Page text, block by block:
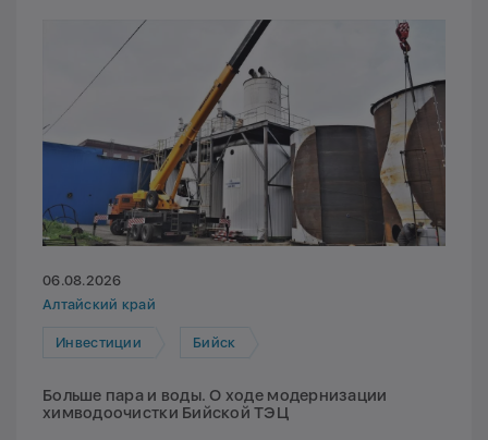
06.08.2026
Алтайский край
Инвестиции Бийск
Больше пара и воды. О ходе модернизации
химводоочистки Бийской ТЭЦ